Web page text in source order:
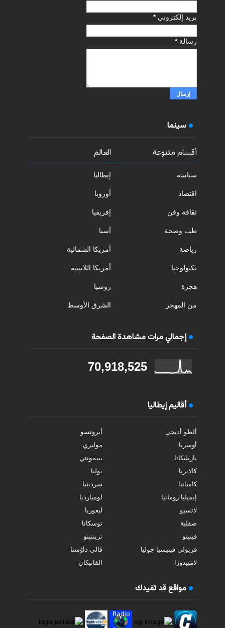
بريد إلكتروني*
رسالة*
سينما
أقسام متنوعة
سياسة
اقتصاد
ثقافة وفن
طب وصحة
رياضة
تكنولوجيا
هجرة
من المهجر
العالم
إيطاليا
أوروبا
إفريقيا
آسيا
أمريكا الشمالية
أمريكا اللاتينية
روسيا
الشرق الأوسط
إجمالي مرات مشاهدة الصفحة
70,918,525
أقاليم إيطاليا
ألطو أديجي
أبروتسو
أومبريا
موليزي
بازيليكاتا
بييمونتي
كالابريا
بوليا
كامبانيا
سردينيا
إيميليا رومانيا
لومبارديا
لاتسيو
ليغوريا
صقلية
توسكانا
فينيتو
ترينتينو
فريولي فينيسيا جوليا
ڤالي داوُستا
لامبيدوزا
الفاتيكان
مواقع قد تفيدك